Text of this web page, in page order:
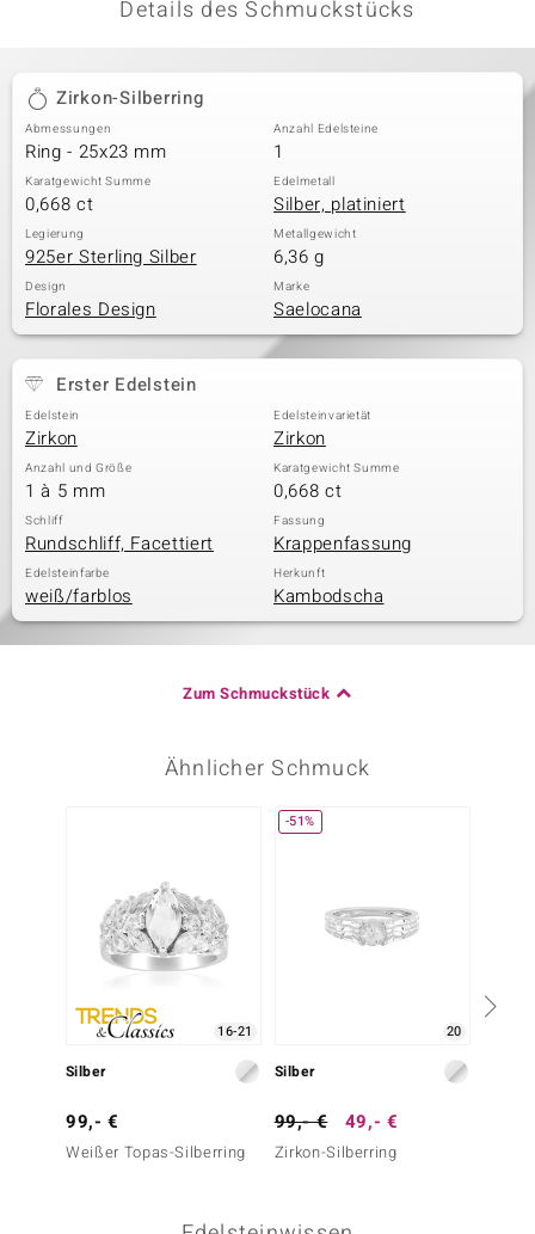
Details des Schmuckstücks
Zirkon-Silberring
Abmessungen
Ring - 25x23 mm
Anzahl Edelsteine
1
Karatgewicht Summe
0,668 ct
Edelmetall
Silber, platiniert
Legierung
925er Sterling Silber
Metallgewicht
6,36 g
Design
Florales Design
Marke
Saelocana
Erster Edelstein
Edelstein
Zirkon
Edelsteinvarietät
Zirkon
Anzahl und Größe
1 à 5 mm
Karatgewicht Summe
0,668 ct
Schliff
Rundschliff, Facettiert
Fassung
Krappenfassung
Edelsteinfarbe
weiß/farblos
Herkunft
Kambodscha
Zum Schmuckstück
Ähnlicher Schmuck
16-21
Silber
99,- €
Weißer Topas-Silberring
-51%
20
Silber
99,- € 49,- €
Zirkon-Silberring